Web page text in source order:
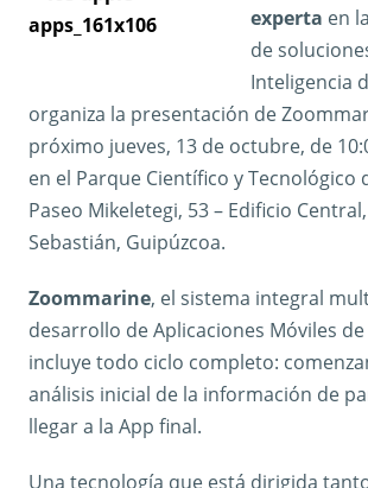
experta en
de
Inteligencia
organiza la presentación de
próximo jueves, 13 de octubre, de
en el Parque Científico y Tecnológico
Paseo Mikeletegi, 53 – Edificio
Sebastián, Guipúzcoa.
Zoommarine, el sistema integral
desarrollo de Aplicaciones Móviles de
incluye todo ciclo completo:
análisis inicial de la información de
llegar a la App final.
Una tecnología que está dirigida